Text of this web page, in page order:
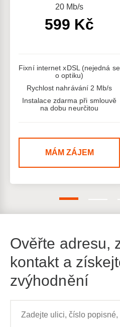
20Mb/s
599 Kč
Fixní internet xDSL (nejedná se
o optiku)
Rychlost nahrávání 2 Mb/s
Instalace zdarma při smlouvě
na dobu neurčitou
MÁM ZÁJEM
Ověřte adresu,
kontakt a
zvýhodnění